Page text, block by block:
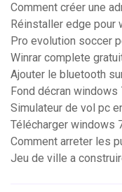
Comment créer une
Réinstaller edge pour
Pro evolution soccer
Winrar complete
Ajouter le bluetooth
Fond décran windows
Simulateur de vol pc
Télécharger windows
Comment arreter les
Jeu de ville a